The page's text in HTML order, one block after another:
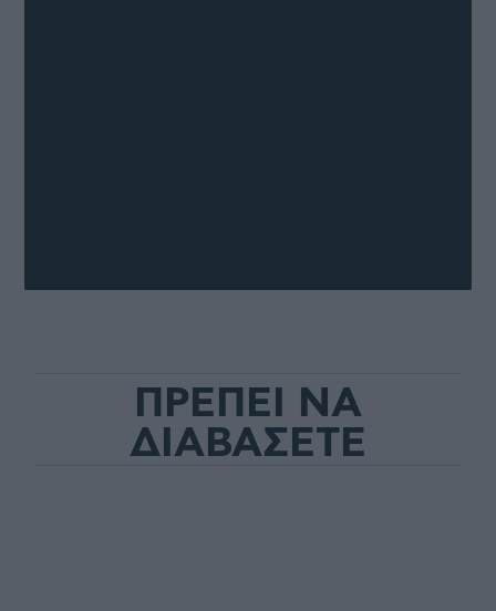
ΠΡΕΠΕΙ ΝΑ
ΔΙΑΒΑΣΕΤΕ